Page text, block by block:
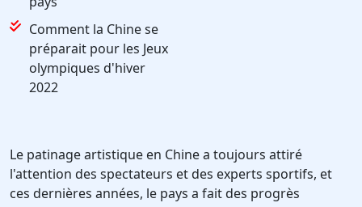
Comment la Chine se
préparait pour les Jeux
olympiques d'hiver
2022
Le patinage artistique en Chine a toujours attiré
l'attention des spectateurs et des experts sportifs, et
ces dernières années, le pays a fait des progrès